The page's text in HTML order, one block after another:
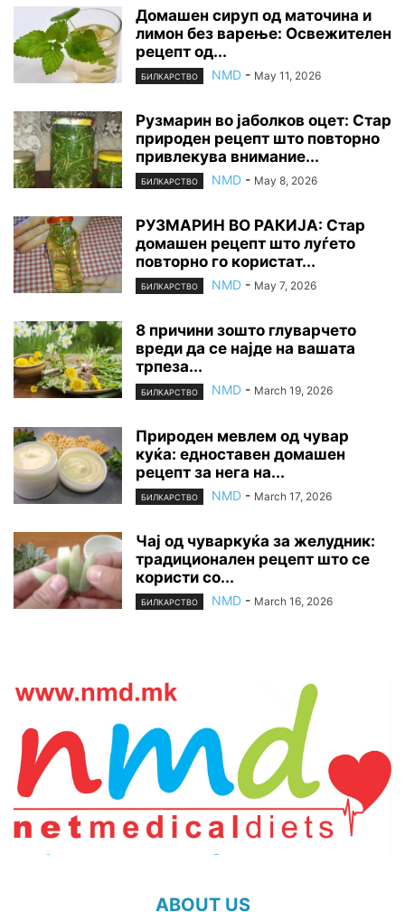
Домашен сируп од маточина и
лимон без варење: Освежителен
рецепт од...
БИЛКАРСТВО NMD - May 11, 2026
Рузмарин во јаболков оцет: Стар
природен рецепт што повторно
привлекува внимание...
БИЛКАРСТВО NMD - May 8, 2026
РУЗМАРИН ВО РАКИЈА: Стар
домашен рецепт што луѓето
повторно го користат...
БИЛКАРСТВО NMD - May 7, 2026
8 причини зошто глуварчето
вреди да се најде на вашата
трпеза...
БИЛКАРСТВО NMD - March 19, 2026
Природен мевлем од чувар
куќа: едноставен домашен
рецепт за нега на...
БИЛКАРСТВО NMD - March 17, 2026
Чај од чуваркуќа за желудник:
традиционален рецепт што се
користи со...
БИЛКАРСТВО NMD - March 16, 2026
ABOUT US